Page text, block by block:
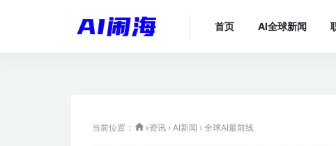
首页 AI全球新闻
当前位置： »资讯 › AI新闻 › 全球AI最前线